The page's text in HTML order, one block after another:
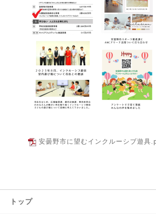
安曇野市に望むインクルーシブ遊具
トップ